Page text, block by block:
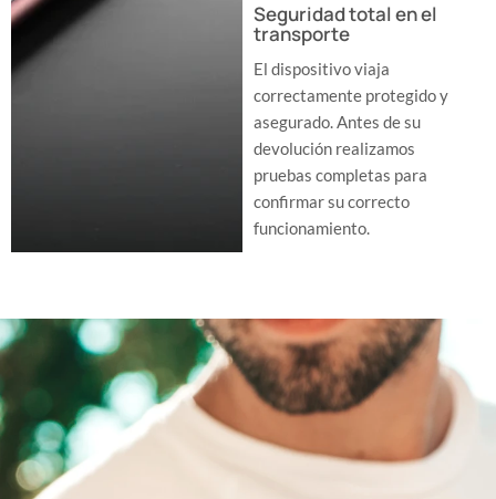
Seguridad total en el
transporte
El dispositivo viaja
correctamente protegido y
asegurado. Antes de su
devolución realizamos
pruebas completas para
confirmar su correcto
funcionamiento.